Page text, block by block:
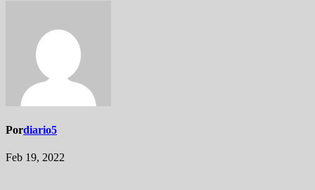
Pordiario5
Feb 19, 2022